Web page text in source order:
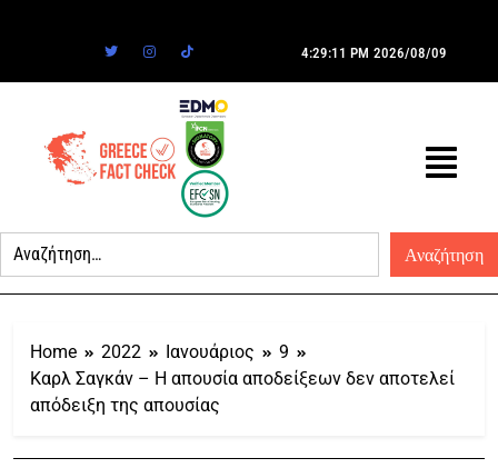
4:29:11 PM 2026/08/09
Home 2022 Ιανουάριος
9
Καρλ Σαγκάν – Η απουσία αποδείξεων δεν αποτελεί
απόδειξη της απουσίας